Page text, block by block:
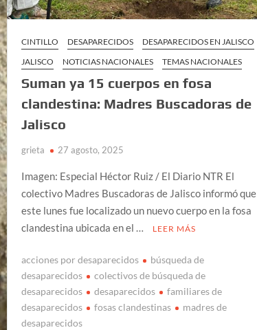
CINTILLO DESAPARECIDOS
DESAPARECIDOS EN JALISCO
JALISCO
NOTICIAS NACIONALES TEMAS NACIONALES
Suman ya 15 cuerpos en fosa
clandestina: Madres Buscadoras de
Jalisco
grieta 27 agosto, 2025
Imagen: Especial Héctor Ruiz / El Diario NTR El
colectivo Madres Buscadoras de Jalisco informó que
este lunes fue localizado un nuevo cuerpo en la fosa
clandestina ubicada en el …
LEER MÁS
acciones por desaparecidos
búsqueda de
desaparecidos
colectivos de búsqueda de
desaparecidos
desaparecidos
familiares de
desaparecidos
fosas clandestinas
madres de
desaparecidos